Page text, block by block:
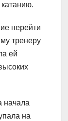
перейти
тренеру
ей
начала
на